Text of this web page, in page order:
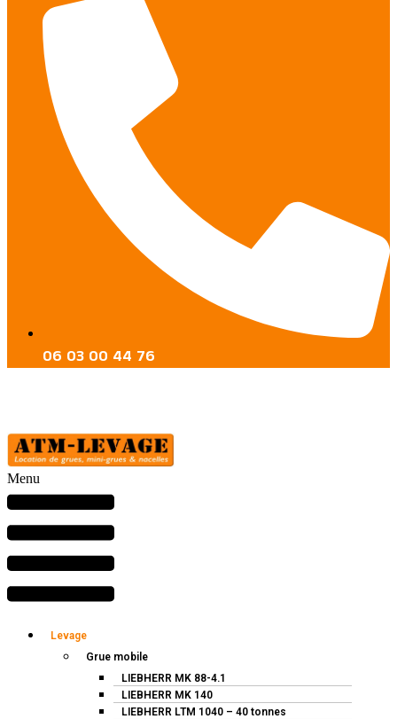
06 03 00 44 76
Menu
Levage
Grue mobile
LIEBHERR MK 88-4.1
LIEBHERR MK 140
LIEBHERR LTM 1040 – 40 tonnes